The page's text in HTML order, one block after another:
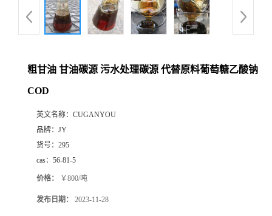
粗甘油 甘油碳源 污水处理碳源 代替原料葡萄糖乙酸钠
COD
英文名称： CUGANYOU
品牌： JY
货号： 295
cas： 56-81-5
价格： ￥800/吨
发布日期： 2023-11-28